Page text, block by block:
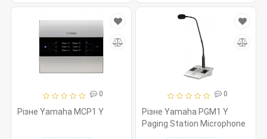
0
Різне Yamaha MCP1 Y
0
Різне Yamaha PGM1 Y
Paging Station Microphone